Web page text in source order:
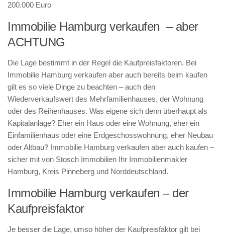
200.000 Euro
Immobilie Hamburg verkaufen – aber
ACHTUNG
Die Lage bestimmt in der Regel die Kaufpreisfaktoren. Bei
Immobilie Hamburg verkaufen aber auch bereits beim kaufen
gilt es so viele Dinge zu beachten – auch den
Wiederverkaufswert des Mehrfamilienhauses, der Wohnung
oder des Reihenhauses. Was eigene sich denn überhaupt als
Kapitalanlage? Eher ein Haus oder eine Wohnung, eher ein
Einfamilienhaus oder eine Erdgeschosswohnung, eher Neubau
oder Altbau? Immobilie Hamburg verkaufen aber auch kaufen –
sicher mit von Stosch Immobilien Ihr Immobilienmakler
Hamburg, Kreis Pinneberg und Norddeutschland.
Immobilie Hamburg verkaufen – der
Kaufpreisfaktor
Je besser die Lage, umso höher der Kaufpreisfaktor gilt bei